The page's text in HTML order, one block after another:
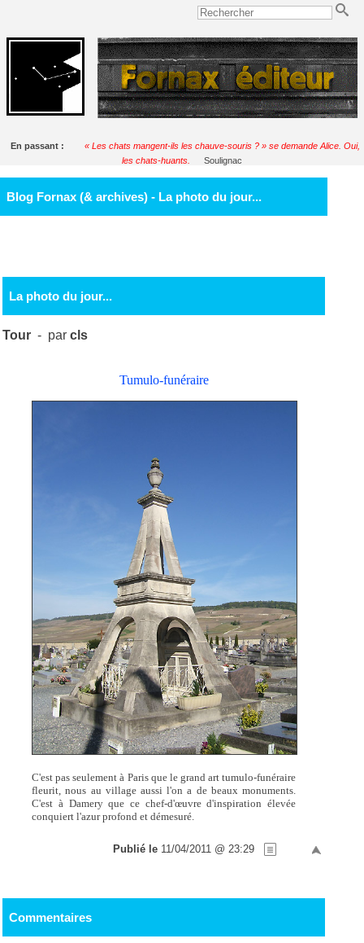
En passant :
« Les chats mangent-ils les chauve-souris ? » se demande Alice. Oui,
les chats-huants.
Soulignac
Blog Fornax (& archives) - La photo du jour...
La photo du jour...
Tour - parcls
Tumulo-funéraire
C'est pas seulement à Paris que le grand art tumulo-funéraire
fleurit, nous au village aussi l'on a de beaux monuments.
C'est à Damery que ce chef-d'œuvre d'inspiration élevée
conquiert l'azur profond et démesuré.
Publié le 11/04/2011 @ 23:29
Commentaires